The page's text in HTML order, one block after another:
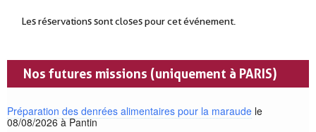
Les réservations sont closes pour cet événement.
Nos futures missions (uniquement à PARIS)
Préparation des denrées alimentaires pour la maraude le
08/08/2026 à Pantin